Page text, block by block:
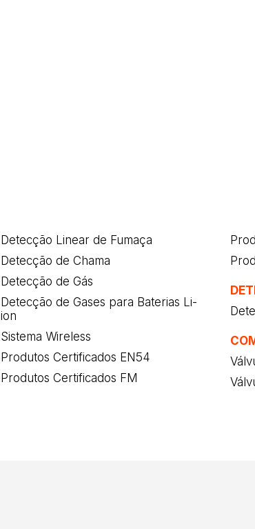
Detecção Linear de Fumaça
Detecção de Chama
Detecção de Gás
Detecção de Gases para Baterias Li-
ion
Sistema Wireless
Produtos Certificados EN54
Produtos Certificados FM